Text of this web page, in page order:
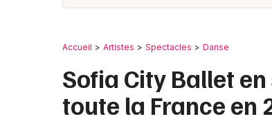
Accueil Artistes Spectacles Danse
Sofia City Ballet
toute la France en